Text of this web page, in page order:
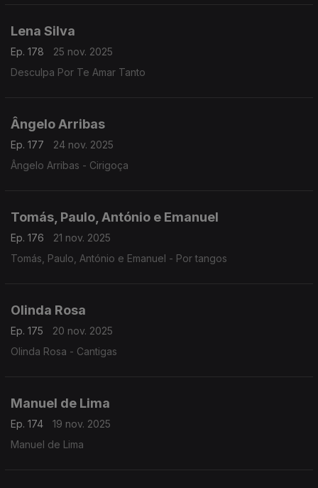
Lena Silva
Ep. 178
25 nov. 2025
Desculpa Por Te Amar Tanto
Ângelo Arribas
Ep. 177
24 nov. 2025
Ângelo Arribas - Cirigoça
Tomás, Paulo, António e Emanuel
Ep. 176
21 nov. 2025
Tomás, Paulo, António e Emanuel - Por tangos
Olinda Rosa
Ep. 175
20 nov. 2025
Olinda Rosa - Cantigas
Manuel de Lima
Ep. 174
19 nov. 2025
Manuel de Lima